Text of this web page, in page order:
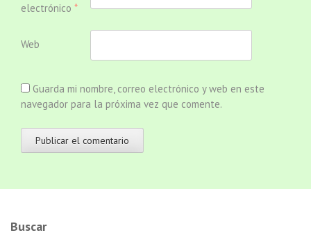
electrónico *
Web
Guarda mi nombre, correo electrónico y web en este
navegador para la próxima vez que comente.
Buscar